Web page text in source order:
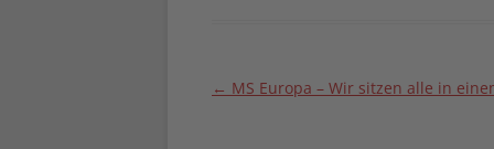
Beitragsnavigation
← MS Europa – Wir sitzen alle in